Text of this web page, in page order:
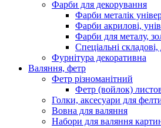
Фарби для декорування
Фарби металік
Фарби акрилові,
Фарби для металу,
Спеціальні
Фурнітура декоративна
Валяння, фетр
Фетр різноманітний
Фетр (войлок)
Голки, аксесуари для
Вовна для валяння
Набори для валяння